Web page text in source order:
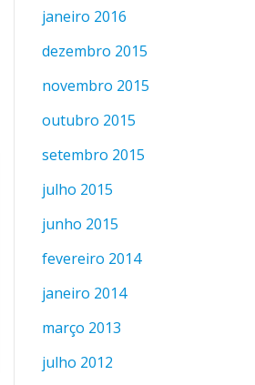
janeiro 2016
dezembro 2015
novembro 2015
outubro 2015
setembro 2015
julho 2015
junho 2015
fevereiro 2014
janeiro 2014
março 2013
julho 2012